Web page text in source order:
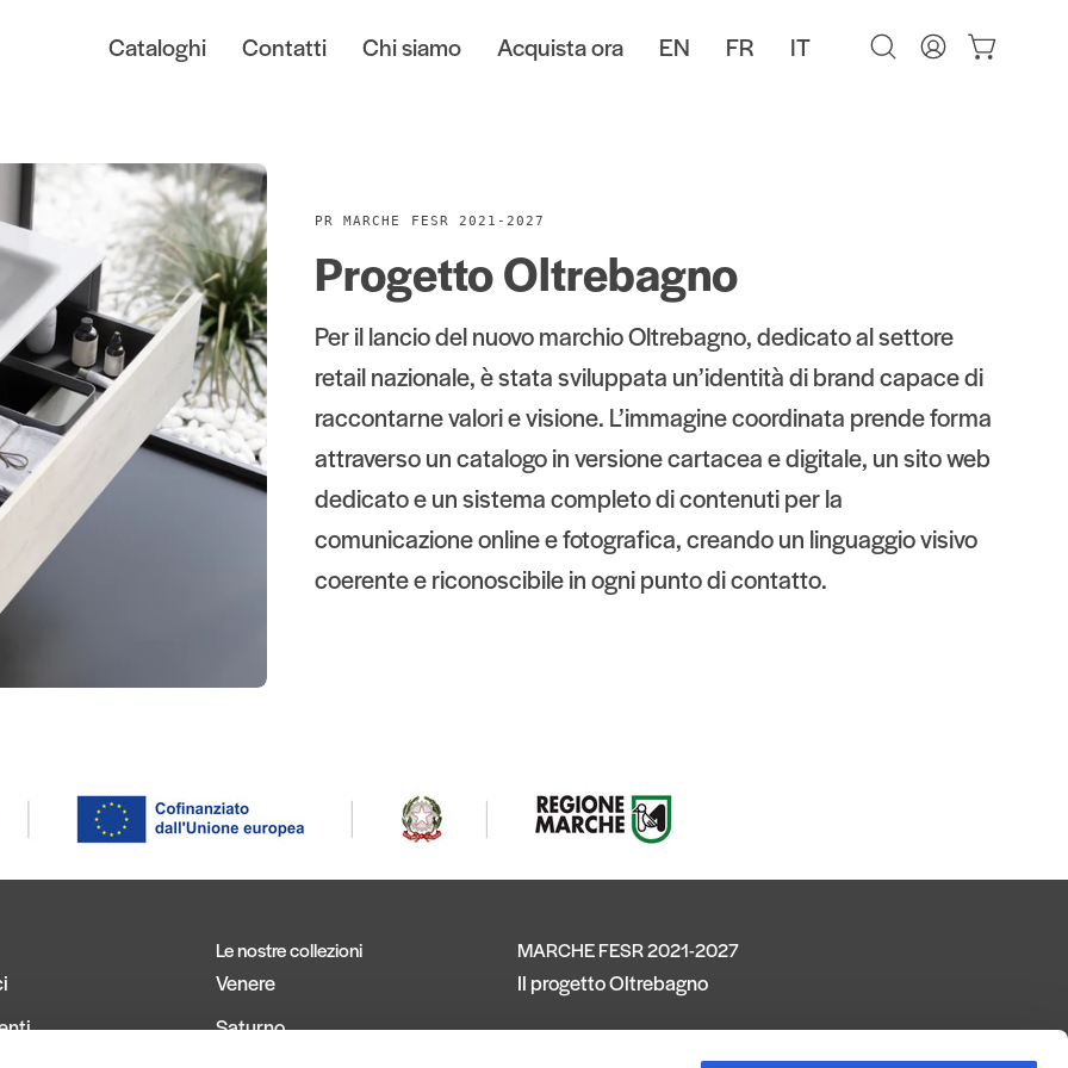
Cataloghi Contatti Chi siamo Acquista ora EN FR IT
Apri
Il
Apri carrello
PR MARCHE FESR 2021-2027
Progetto Oltrebagno
Per il lancio del nuovo marchio Oltrebagno, dedicato al settore
retail nazionale, è stata sviluppata un’identità di brand capace di
raccontarne valori e visione. L’immagine coordinata prende forma
attraverso un catalogo in versione cartacea e digitale, un sito web
dedicato e un sistema completo di contenuti per la
comunicazione online e fotografica, creando un linguaggio visivo
coerente e riconoscibile in ogni punto di contatto.
Le nostre collezioni
Venere
Saturno
MARCHE FESR 2021-2027
Il progetto Oltrebagno